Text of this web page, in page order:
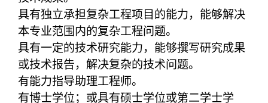
具有独立承担复杂工程项目的能力，能够解决
本专业范围内的复杂工程问题。
具有一定的技术研究能力，能够撰写研究成果
或技术报告，解决复杂的技术问题。
有能力指导助理工程师。
有博士学位；或具有硕士学位或第二学士学